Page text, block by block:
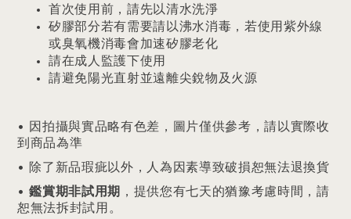
首次使用前，請先以清水洗淨
矽膠部分若有需要請以沸水消毒，若使用紫外線
或臭氧機消毒會加速矽膠老化
請在成人監護下使用
請避免陽光直射並遠離尖銳物及火源
• 因拍攝與實品略有色差，圖片僅供參考，請以實際收
到商品為準
• 除了新品瑕疵以外，人為因素導致破損恕無法退換貨
​•鑑賞期非試用期 ，提供您有七天的猶豫考慮時間，請
恕無法拆封試用。